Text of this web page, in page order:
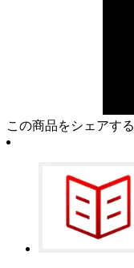
この商品をシェアする